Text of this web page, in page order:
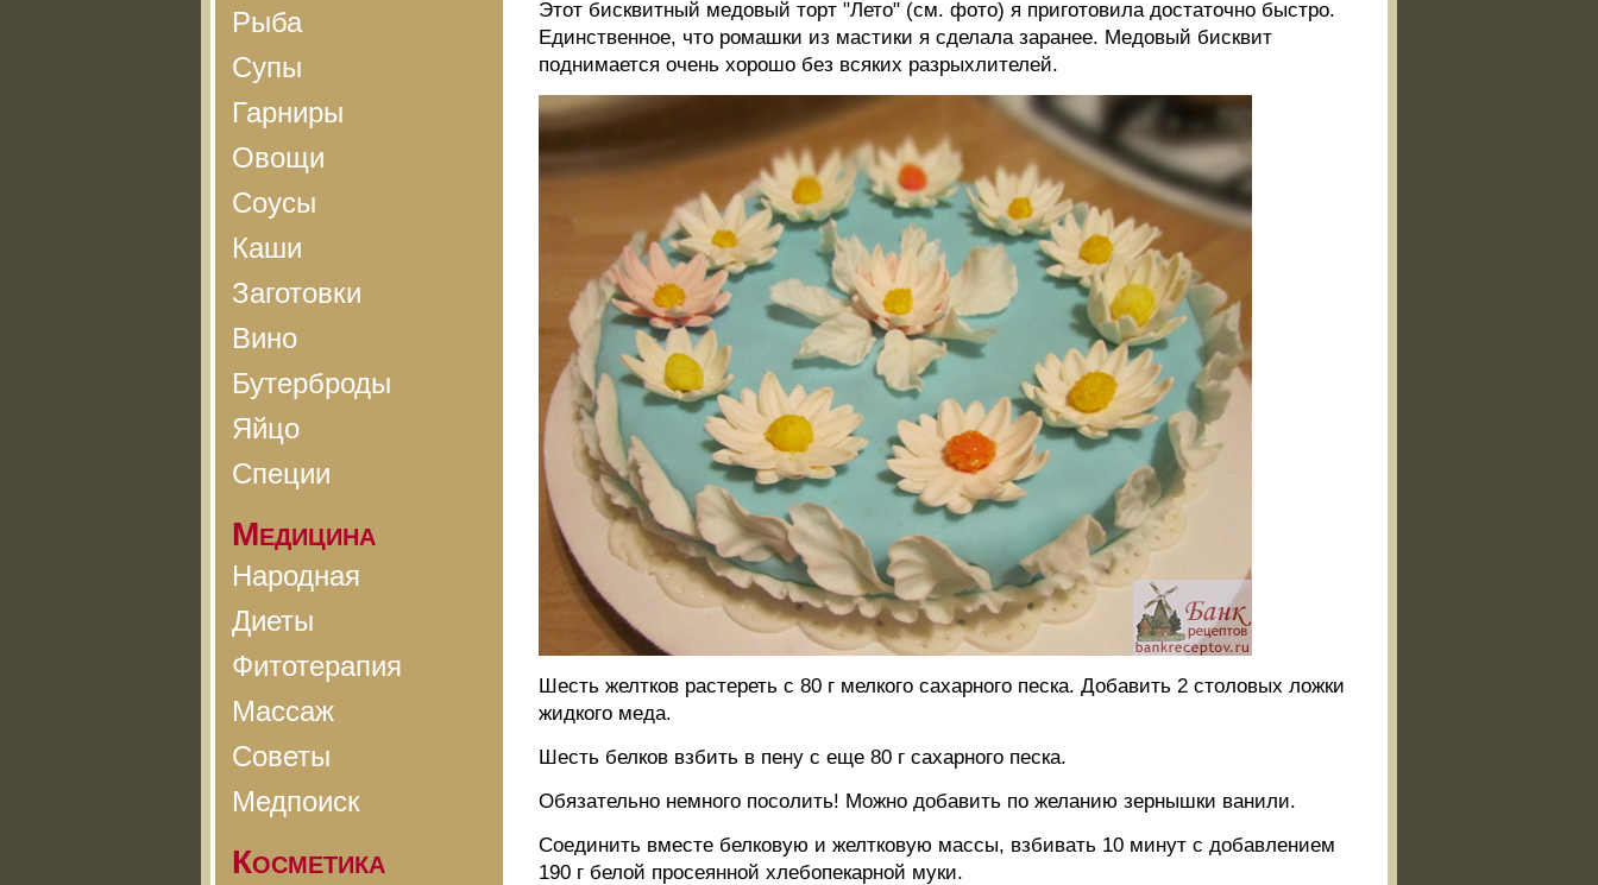
Рыба
Супы
Гарниры
Овощи
Соусы
Каши
Заготовки
Вино
Бутерброды
Яйцо
Специи
Медицина
Народная
Диеты
Фитотерапия
Массаж
Советы
Медпоиск
Косметика
Этот бисквитный медовый торт "Лето" (см. фото) я приготовила достаточно быстро.
Единственное, что ромашки из мастики я сделала заранее. Медовый бисквит
поднимается очень хорошо без всяких разрыхлителей.
Шесть желтков растереть с 80 г мелкого сахарного песка. Добавить 2 столовых ложки
жидкого меда.
Шесть белков взбить в пену с еще 80 г сахарного песка.
Обязательно немного посолить! Можно добавить по желанию зернышки ванили.
Соединить вместе белковую и желтковую массы, взбивать 10 минут с добавлением
190 г белой просеянной хлебопекарной муки.